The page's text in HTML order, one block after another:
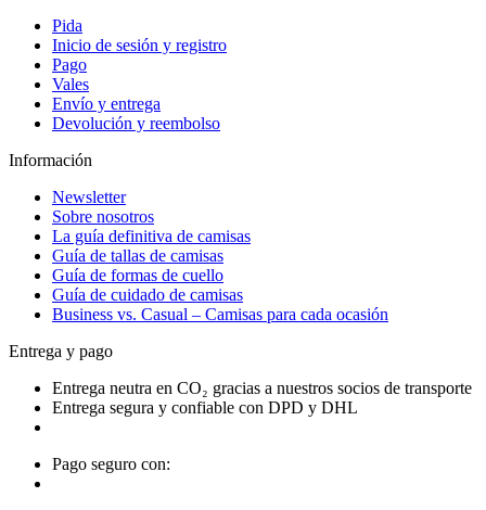
Pida
Inicio de sesión y registro
Pago
Vales
Envío y entrega
Devolución y reembolso
Información
Newsletter
Sobre nosotros
La guía definitiva de camisas
Guía de tallas de camisas
Guía de formas de cuello
Guía de cuidado de camisas
Business vs. Casual – Camisas para cada ocasión
Entrega y pago
Entrega neutra en CO₂ gracias a nuestros socios de transporte
Entrega segura y confiable con DPD y DHL
Pago seguro con: